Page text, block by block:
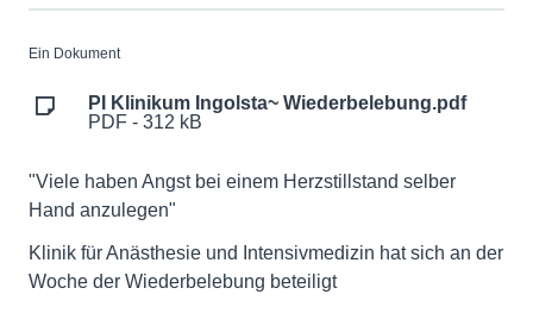
Ein Dokument
PI Klinikum Ingolsta~ Wiederbelebung.pdf
PDF - 312 kB
"Viele haben Angst bei einem Herzstillstand selber
Hand anzulegen"
Klinik für Anästhesie und Intensivmedizin hat sich an der
Woche der Wiederbelebung beteiligt